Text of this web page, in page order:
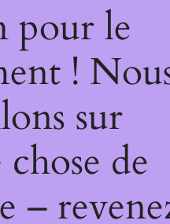
pour le
!
sur
de
–